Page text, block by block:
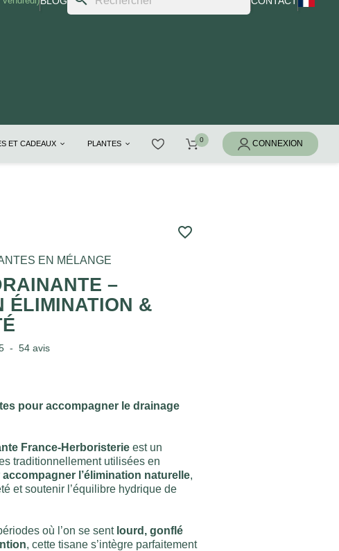
ET CADEAUX PLANTES
favorite_border
EN MÉLANGE
–
ÉLIMINATION &
- 54avis
pour accompagner le drainage
France-Herboristerie est un
traditionnellement utilisées en
accompagner l’élimination naturelle,
et soutenir l’équilibre hydrique de
où l’on se sent lourd, gonflé
, cette tisane s’intègre parfaitement